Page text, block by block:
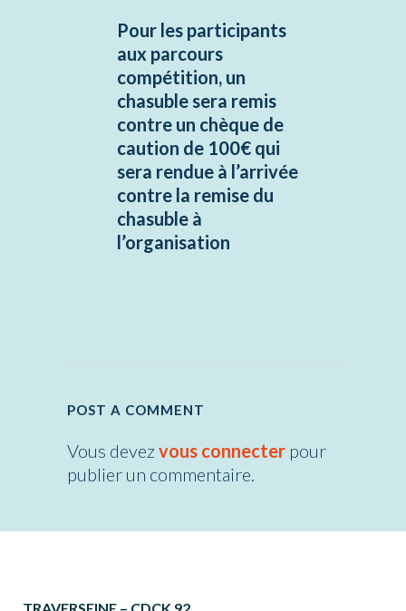
Pour les participants
aux parcours
compétition, un
chasuble sera remis
contre un chèque de
caution de 100€ qui
sera rendue à l’arrivée
contre la remise du
chasuble à
l’organisation
POST A COMMENT
Vous devezvous connecter pour
publier un commentaire.